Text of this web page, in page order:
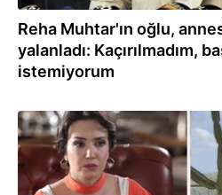
Reha Muhtar'ın oğlu,
yalanladı: Kaçırılmadım,
istemiyorum
21.08.2024